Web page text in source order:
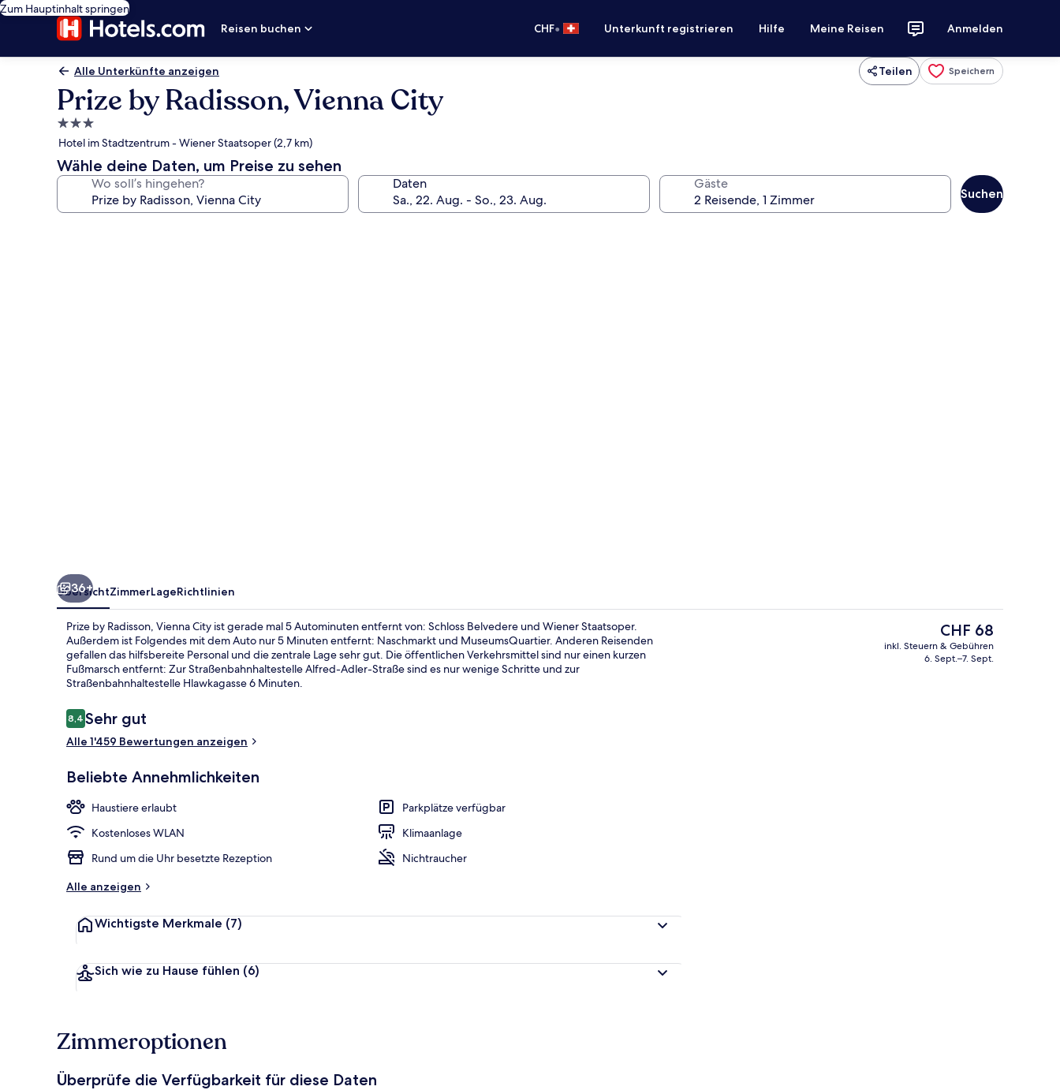
Zum Hauptinhalt springen
Reisen buchen
CHF• Unterkunft registrieren Hilfe Meine Reisen Anmelden
Alle Unterkünfte anzeigen Teilen Speichern
Prize by Radisson, Vienna City
3.0-
Sterne-
Unterkunft
Hotel im Stadtzentrum - Wiener Staatsoper (2,7 km)
Wähle deine Daten, um Preise zu sehen
Wo soll’s hingehen? Daten Gäste
Suchen
36+
ÜbersichtZimmerLageRichtlinien
Prize by Radisson, Vienna City ist gerade mal 5 Autominuten entfernt von: Schloss Belvedere und Wiener Staatsoper.
Außerdem ist Folgendes mit dem Auto nur 5 Minuten entfernt: Naschmarkt und MuseumsQuartier. Anderen Reisenden
gefallen das hilfsbereite Personal und die zentrale Lage sehr gut. Die öffentlichen Verkehrsmittel sind nur einen kurzen
Fußmarsch entfernt: Zur Straßenbahnhaltestelle Alfred-Adler-Straße sind es nur wenige Schritte und zur
Straßenbahnhaltestelle Hlawkagasse 6 Minuten.
Bewertungen
8,48,4 von 10.
Sehr gut
Alle 1'459 Bewertungen anzeigen
Beliebte Annehmlichkeiten
Haustiere erlaubt
Parkplätze verfügbar
Kostenloses WLAN
Klimaanlage
Rund um die Uhr besetzte Rezeption
Nichtraucher
Alle anzeigen
Wichtigste Merkmale (7)
Sich wie zu Hause fühlen (6)
Der
aktuelle
Preis
CHF 68
inkl. Steuern & Gebühren
6. Sept.–7. Sept.
Zimmeroptionen
Überprüfe die Verfügbarkeit für diese Daten